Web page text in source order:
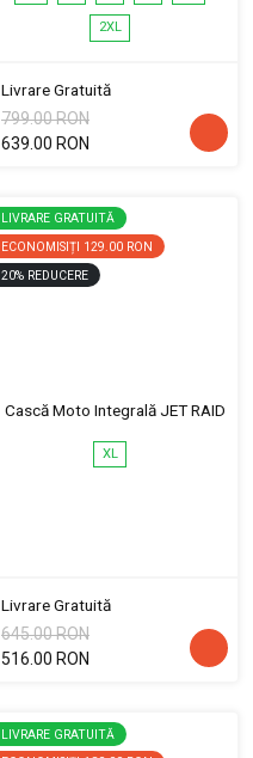
2XL
Livrare Gratuită
799.00 RON
639.00 RON
LIVRARE GRATUITĂ
ECONOMISIȚI 129.00 RON
20% REDUCERE
Cască Moto Integrală JET RAID
XL
Livrare Gratuită
645.00 RON
516.00 RON
LIVRARE GRATUITĂ